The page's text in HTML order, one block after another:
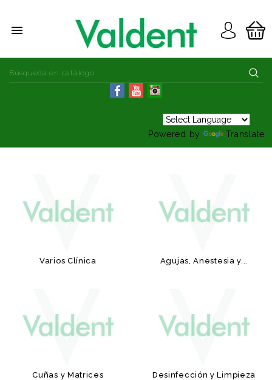

Powered by Translate
Varios Clínica Agujas, Anestesia y...
Cuñas y Matrices Desinfección y Limpieza